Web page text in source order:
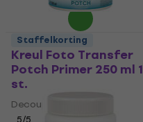
Kreul Foto Transfer
Potch Primer 250 ml 1
st.
Decoupage
Staffelkorting